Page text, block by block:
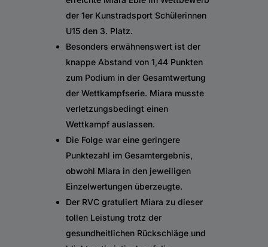
der 1er Kunstradsport Schülerinnen
U15 den 3. Platz.
Besonders erwähnenswert ist der
knappe Abstand von 1,44 Punkten
zum Podium in der Gesamtwertung
der Wettkampfserie. Miara musste
verletzungsbedingt einen
Wettkampf auslassen.
Die Folge war eine geringere
Punktezahl im Gesamtergebnis,
obwohl Miara in den jeweiligen
Einzelwertungen überzeugte.
Der RVC gratuliert Miara zu dieser
tollen Leistung trotz der
gesundheitlichen Rückschläge und